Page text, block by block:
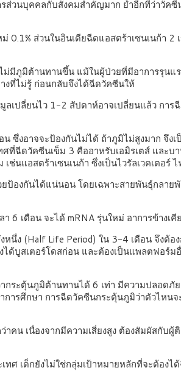
ส่วนบุคคลกับสังคมสำคัญมาก ย้ำอีกทีว่าวัค
ส่วนในอินเดียฉีดแอสตร้าเซนเนก้า
ภูมิต้านทานขึ้น แม้ในผู้ป่วยที่มีอาการรุนแร
งที่ไม่รู้ ก่อนกลับจึงได้ฉีดวัคซีนให้
เปลี่ยนไว 1-2 สัปดาห์อาจเปลี่ยนแล้ว ก
งอาจจะป้องกันไม่ได้ ถ้าภูมิไม่สูงมาก จึง
ที่ฉีดวัคซีนเข็ม 3 คืออาหรับเอมิรเตส์ และ
แอสตร้าเซนเนก้า ซึ่งเป็นไวรัลเวคเตอร์ ไ
องกันได้แน่นอน โดยเฉพาะสายพันธุ์กลา
า 6 เดือน จะได้ mRNA รุ่นใหม่ อาการข้
ง (Half Life Period) ใน 3-4 เดือน จึงต้
สเตอร์โดสก่อน และต้องเป็นแพลตฟอร์ม
ระตุ้นภูมิต้านทานได้ 6 เท่า มีความปลอดภั
ารศึกษา การฉีดวัคซีนกระตุ้นภูมิว่าตัวไหน
น เนื่องจากมีความเสี่ยงสูง ต้องสัมผัสกับผู้
เด็กยังไม่ใช่กลุ่มเป้าหมายหลักที่จะต้องไ